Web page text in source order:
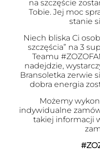
na szczęście
Tobie. Jej moc
stanie
Niech bliska Ci
szczęścia” na 3
Teamu
nadejdzie,
Bransoletka zerwie
dobra energia
Możemy
indywidualne
takiej informacji